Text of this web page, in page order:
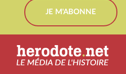
JE M'ABONNE